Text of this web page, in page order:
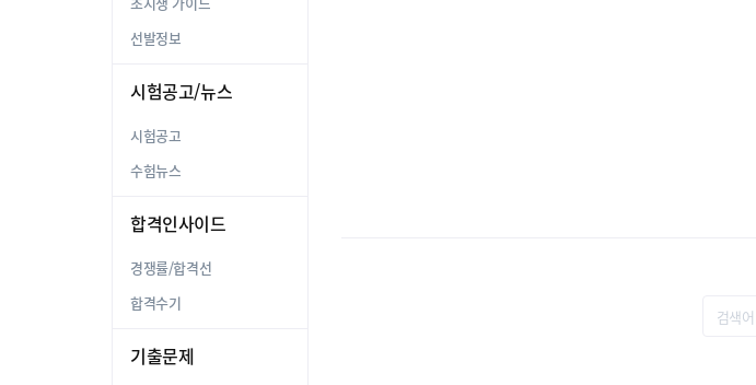
선발정보
시험공고/뉴스
시험공고
수험뉴스
합격인사이드
경쟁률/합격선
합격수기
기출문제